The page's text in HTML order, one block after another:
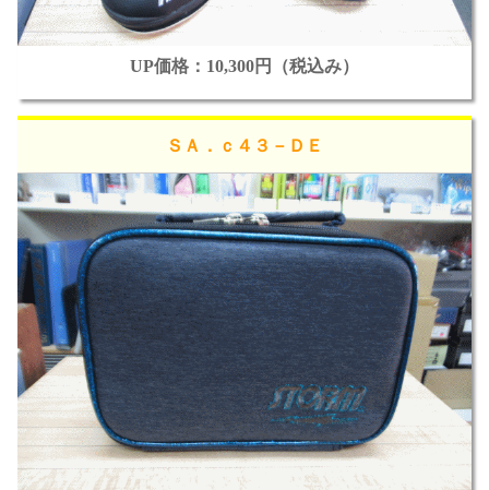
UP価格：10,300円（税込み）
ＳＡ．ｃ４３－ＤＥ